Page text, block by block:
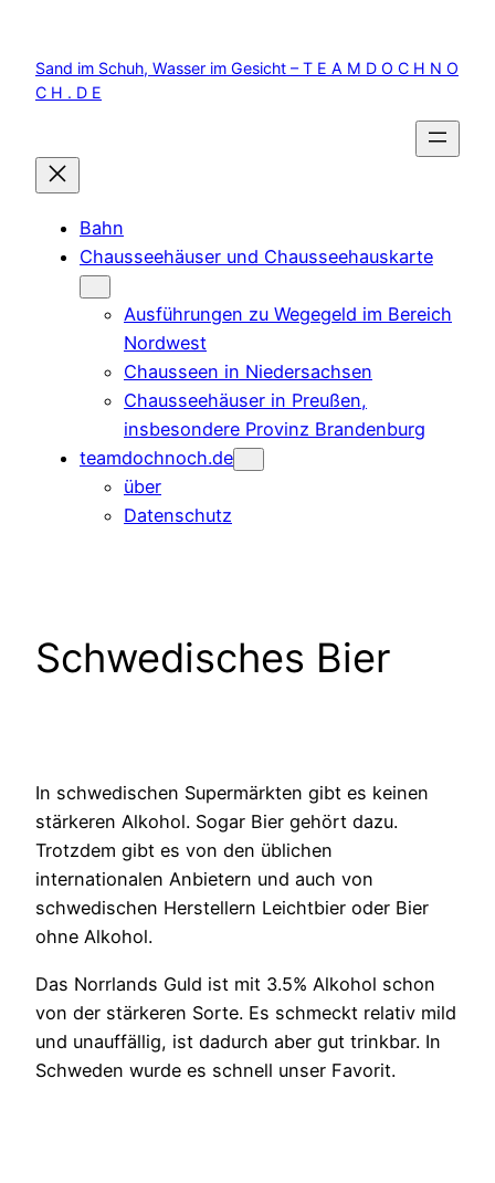
springen
Sand im Schuh, Wasser im Gesicht – T E A M D O C H N O
C H . D E
Bahn
Chausseehäuser und Chausseehauskarte
Ausführungen zu Wegegeld im Bereich
Nordwest
Chausseen in Niedersachsen
Chausseehäuser in Preußen,
insbesondere Provinz Brandenburg
teamdochnoch.de
über
Datenschutz
Schwedisches Bier
In schwedischen Supermärkten gibt es keinen
stärkeren Alkohol. Sogar Bier gehört dazu.
Trotzdem gibt es von den üblichen
internationalen Anbietern und auch von
schwedischen Herstellern Leichtbier oder Bier
ohne Alkohol.
Das Norrlands Guld ist mit 3.5% Alkohol schon
von der stärkeren Sorte. Es schmeckt relativ mild
und unauffällig, ist dadurch aber gut trinkbar. In
Schweden wurde es schnell unser Favorit.